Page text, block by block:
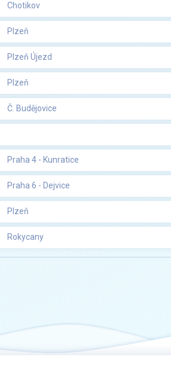
Chotikov
Plzeň
Plzeň Újezd
Plzeň
Č. Budějovice
Praha 4 - Kunratice
Praha 6 - Dejvice
Plzeň
Rokycany